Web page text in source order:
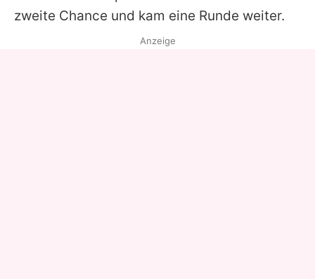
zweite Chance und kam eine Runde weiter.
Anzeige